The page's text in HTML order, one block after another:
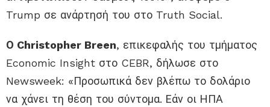
Trump σε ανάρτησή του στο Truth Social.
Ο Christopher Breen, επικεφαλής του τμήματος
Economic Insight στο CEBR, δήλωσε στο
Newsweek: «Προσωπικά δεν βλέπω το δολάριο
να χάνει τη θέση του σύντομα. Εάν οι ΗΠΑ